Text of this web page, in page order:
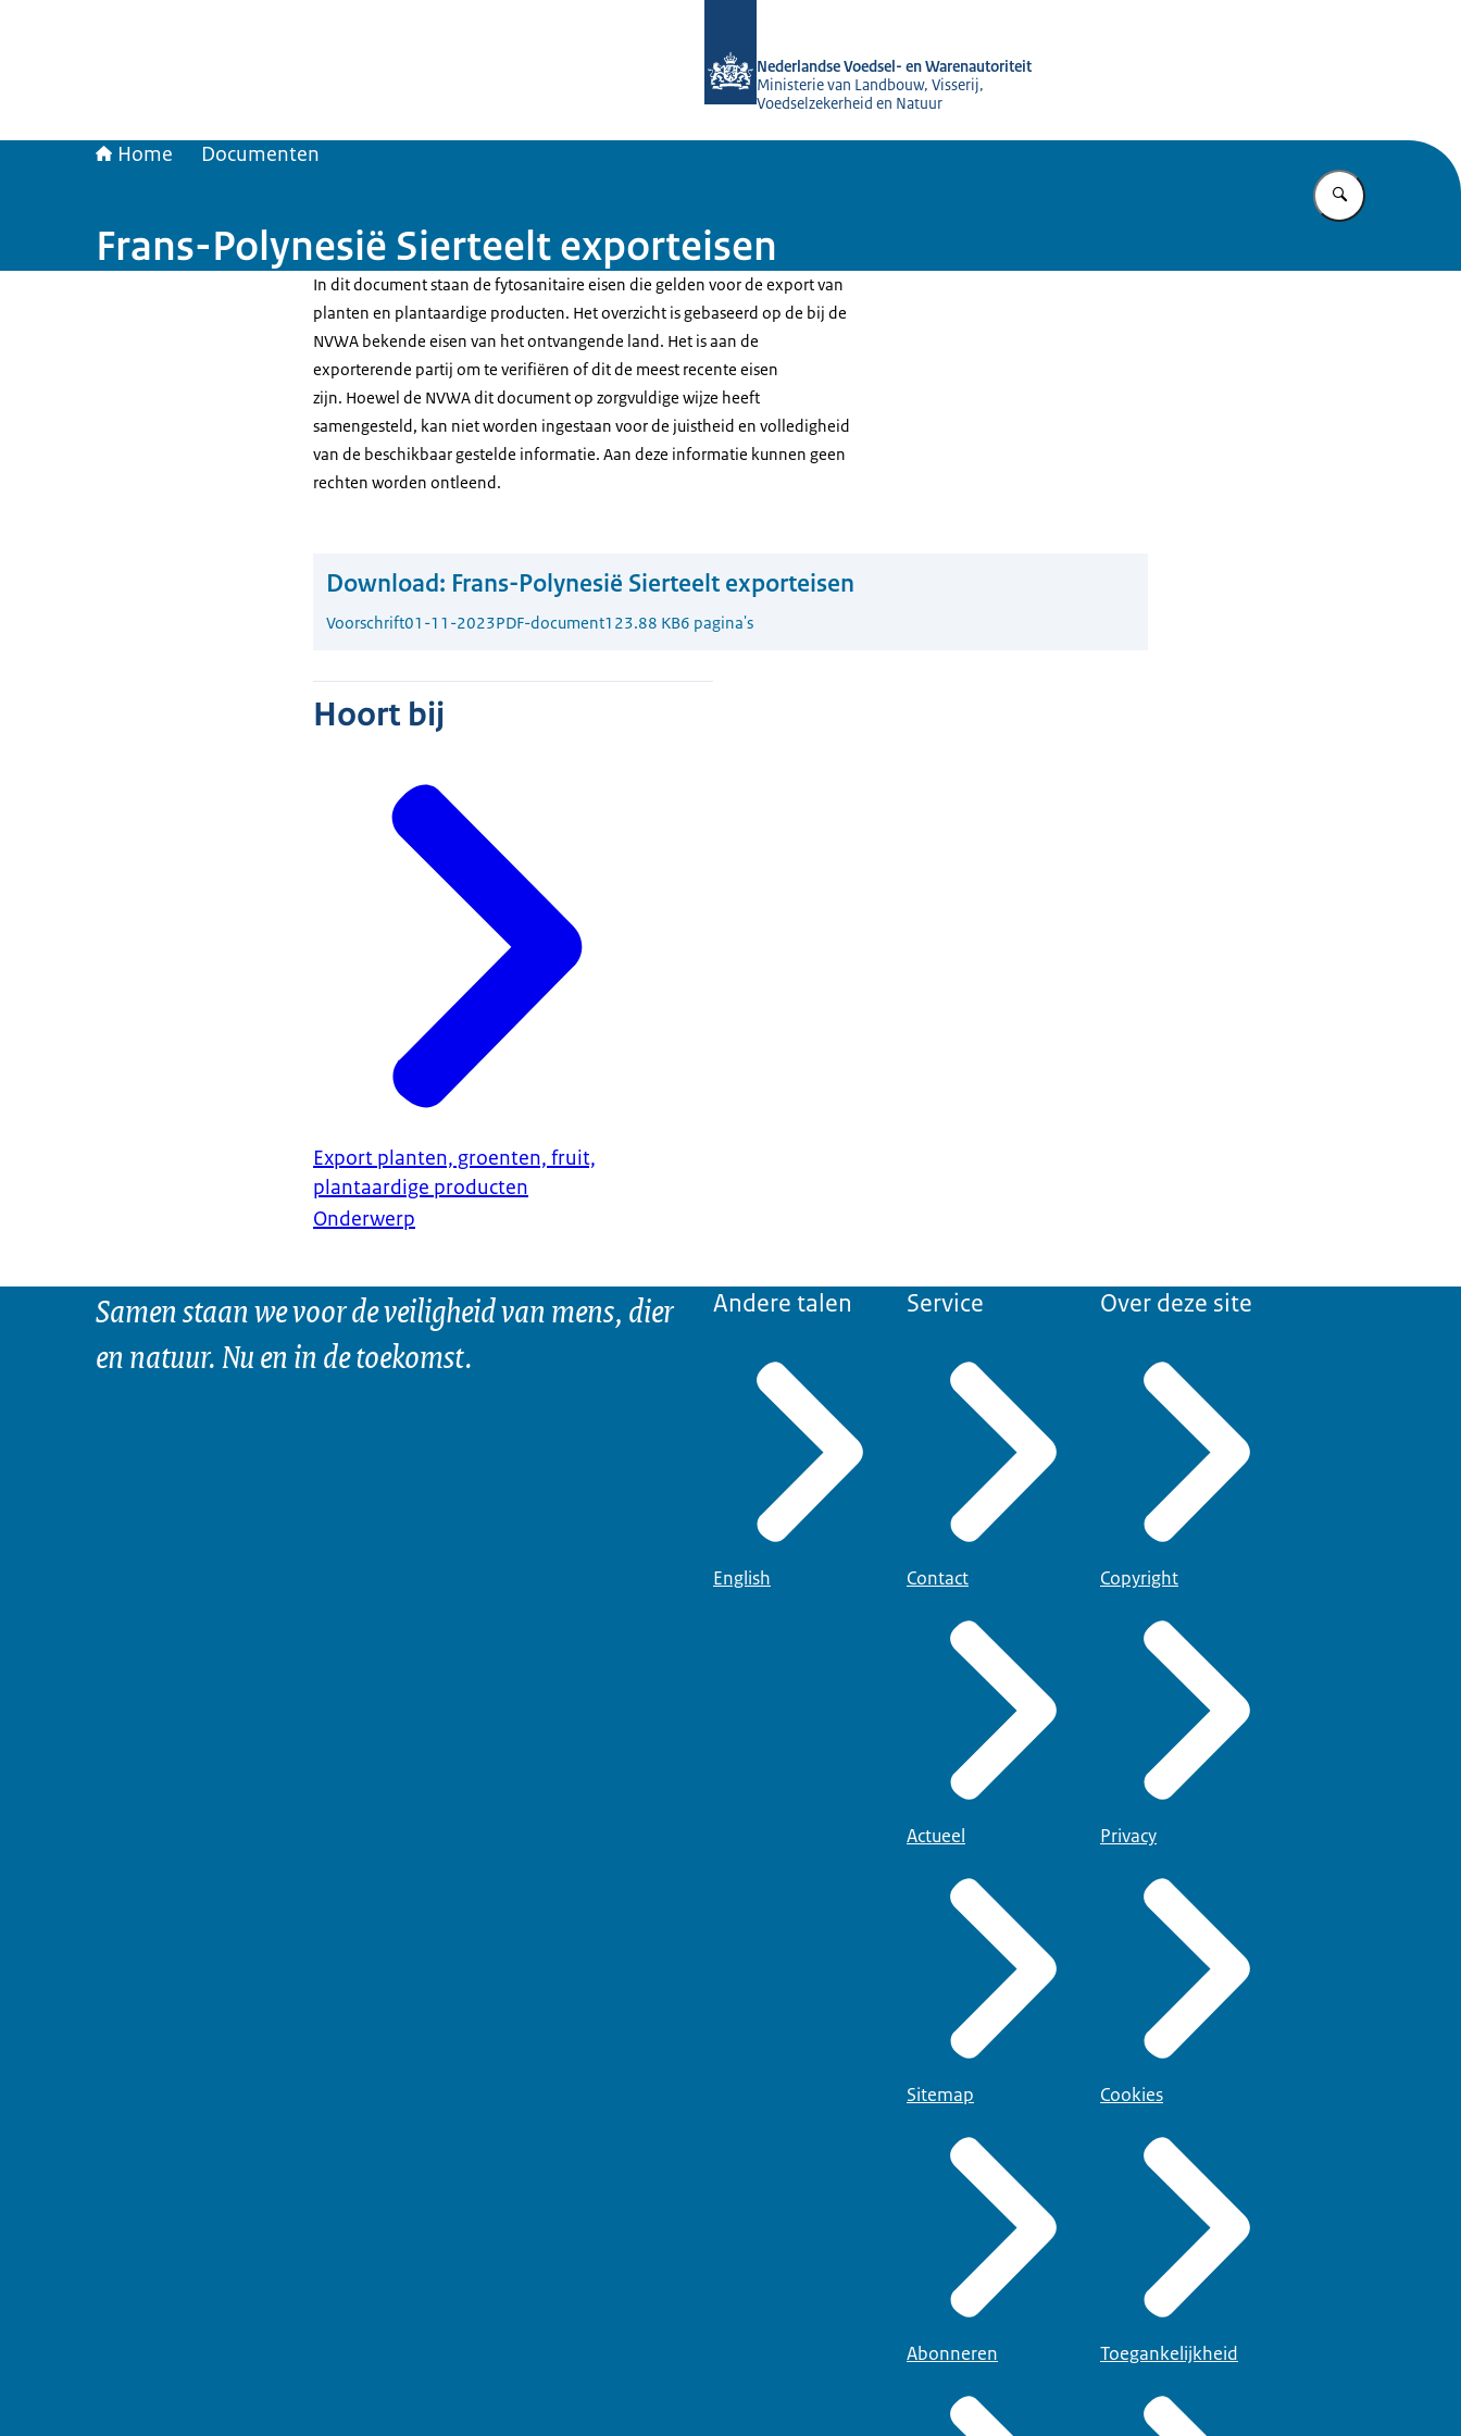
Nederlandse Voedsel- en Warenautoriteit
Ministerie van Landbouw, Visserij,
Voedselzekerheid en Natuur
Home Documenten
Vul in wat u
Frans-Polynesië Sierteelt exporteisen
In dit document staan de fytosanitaire eisen die gelden voor de export van
planten en plantaardige producten. Het overzicht is gebaseerd op de bij de
NVWA bekende eisen van het ontvangende land. Het is aan de
exporterende partij om te verifiëren of dit de meest recente eisen
zijn. Hoewel de NVWA dit document op zorgvuldige wijze heeft
samengesteld, kan niet worden ingestaan voor de juistheid en volledigheid
van de beschikbaar gestelde informatie. Aan deze informatie kunnen geen
rechten worden ontleend.
Download: Frans-Polynesië Sierteelt exporteisen
Voorschrift01-11-2023PDF-document123.88 KB6 pagina's
Hoort bij
Export planten, groenten, fruit,
plantaardige producten
Onderwerp
Samen staan we voor de veiligheid van mens, dier
en natuur. Nu en in de toekomst.
Andere talen
English
Service
Contact
Actueel
Sitemap
Abonneren
Over deze site
Copyright
Privacy
Cookies
Toegankelijkheid